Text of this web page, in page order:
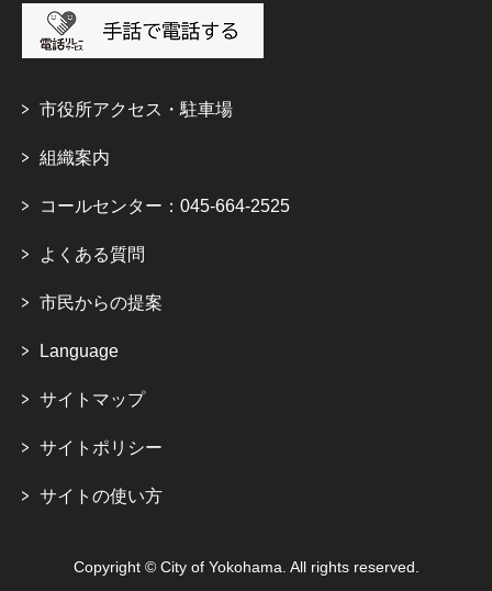
市役所アクセス・駐車場
組織案内
コールセンター：045-664-2525
よくある質問
市民からの提案
Language
サイトマップ
サイトポリシー
サイトの使い方
Copyright © City of Yokohama. All rights reserved.